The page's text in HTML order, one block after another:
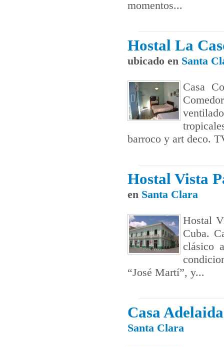
momentos...
Hostal La
ubicado en Santa
Casa
barroco y art deco.
Hostal Vista
en Santa Clara
Hostal
Cuba.
clásico
“José Martí”, y...
Casa Adelaida
Santa Clara